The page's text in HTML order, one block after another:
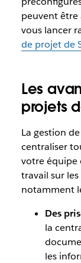
peuvent être
vous lancer
de projet de
Les
projets
La gestion
centraliser
votre équipe
travail sur
notamment
Des
la
les